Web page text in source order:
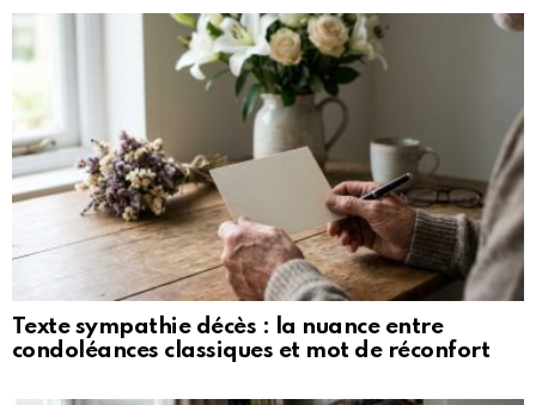
Texte sympathie décès : la nuance entre
condoléances classiques et mot de réconfort